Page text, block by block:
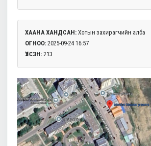
ХААНА ХАНДСАН: Хотын захирагчийн алба
ОГНОО: 2025-09-24 16:57
ҮЗСЭН: 213